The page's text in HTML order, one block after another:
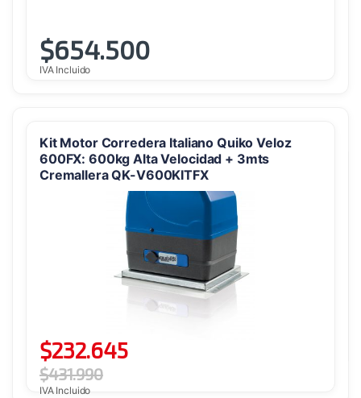
$654.500
IVA Incluido
Kit Motor Corredera Italiano Quiko Veloz
600FX: 600kg Alta Velocidad + 3mts
Cremallera QK-V600KITFX
$232.645
$431.990
IVA Incluido